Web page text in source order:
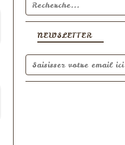
NEWSLETTER